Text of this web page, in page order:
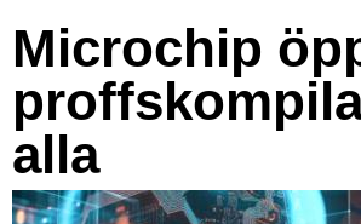
Microchip
alla